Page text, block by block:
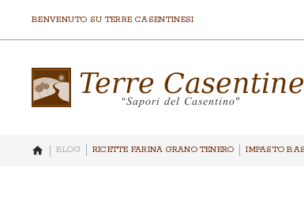
BENVENUTO SU TERRE CASENTINESI
BLOG RICETTE FARINA GRANO TENERO IMPASTO